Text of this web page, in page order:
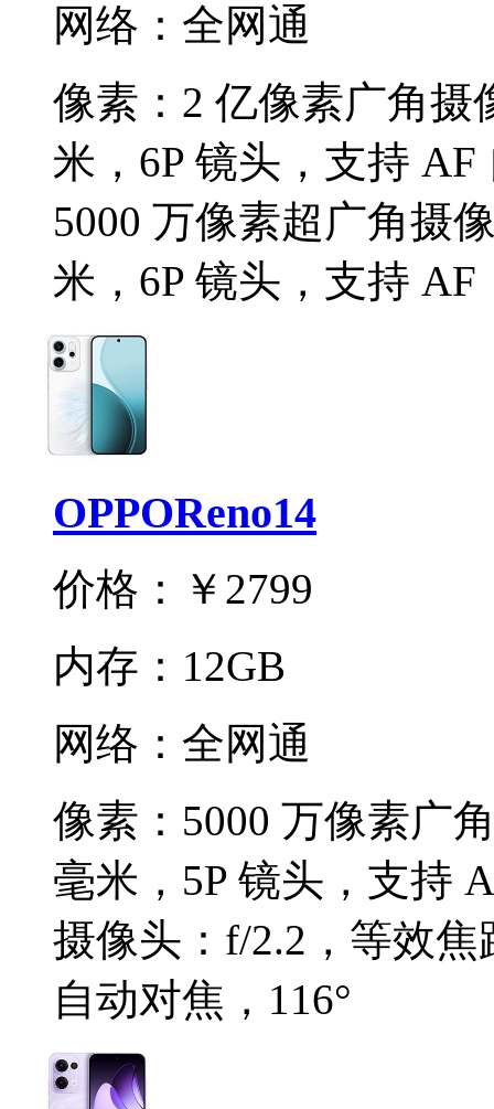
网络： 全网通
像素： 2 亿像素广角摄
米，6P 镜头，支持
5000 万像素超广角摄
米，6P 镜头，支持 AF
OPPOReno14
价格：
￥2799
内存： 12GB
网络： 全网通
像素： 5000 万像素广
毫米，5P 镜头，支持
摄像头：f/2.2，等效焦
自动对焦，116°